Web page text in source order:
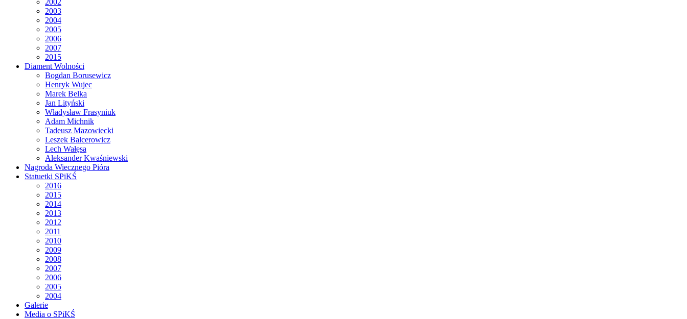
2002
2003
2004
2005
2006
2007
2015
Diament Wolności
Bogdan Borusewicz
Henryk Wujec
Marek Belka
Jan Lityński
Władysław Frasyniuk
Adam Michnik
Tadeusz Mazowiecki
Leszek Balcerowicz
Lech Wałęsa
Aleksander Kwaśniewski
Nagroda Wiecznego Pióra
Statuetki SPiKŚ
2016
2015
2014
2013
2012
2011
2010
2009
2008
2007
2006
2005
2004
Galerie
Media o SPiKŚ